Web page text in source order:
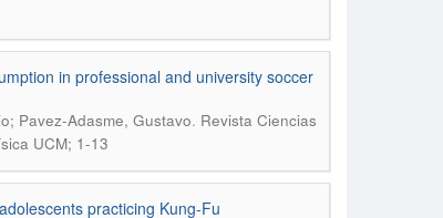
in professional and university soccer
Pavez-Adasme, Gustavo. Revista Ciencias
UCM; 1-13
practicing Kung-Fu